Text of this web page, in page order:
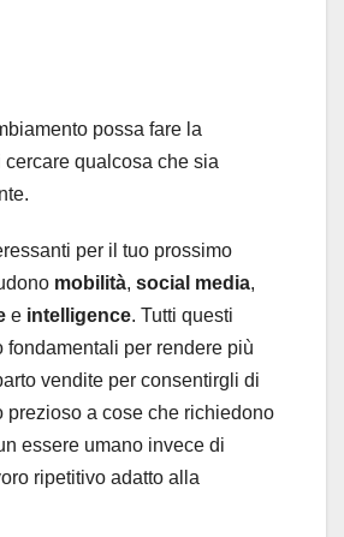
possa fare la
cercare qualcosa che sia
per il tuo prossimo
mobilità, social media,
e intelligence. Tutti questi
fondamentali per rendere più
vendite per consentirgli di
prezioso a cose che richiedono
essere umano invece di
ripetitivo adatto alla